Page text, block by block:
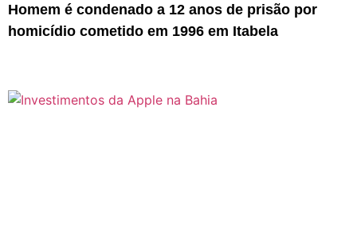
Homem é condenado a 12 anos de prisão por
homicídio cometido em 1996 em Itabela